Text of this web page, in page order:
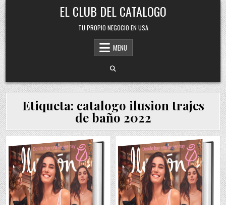
Skip
to
content
EL CLUB DEL CATALOGO
TU PROPIO NEGOCIO EN USA
MENU
Etiqueta: catalogo ilusion trajes
de baño 2022
Posted
in
Posted
in